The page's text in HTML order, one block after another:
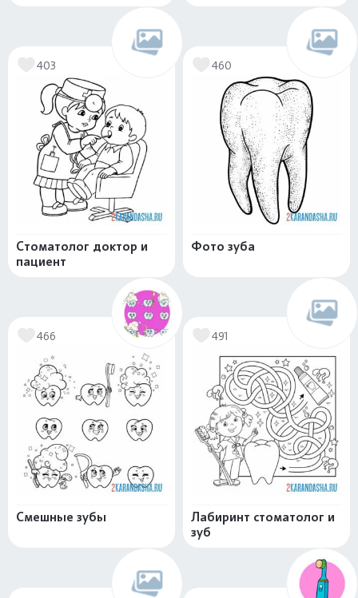
403
Стоматолог доктор и
пациент
460
Фото зуба
466
Смешные зубы
491
Лабиринт стоматолог и
зуб